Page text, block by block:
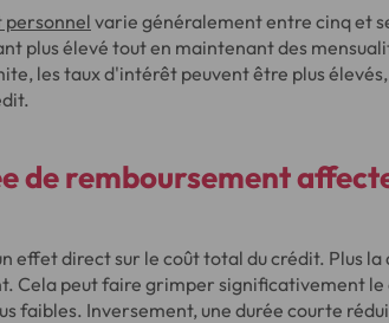
personnel varie généralement entre cinq et
plus élevé tout en maintenant des
les taux d'intérêt peuvent être plus
de remboursement
effet direct sur le coût total du crédit. Plus la
Cela peut faire grimper significativement
faibles. Inversement, une durée courte